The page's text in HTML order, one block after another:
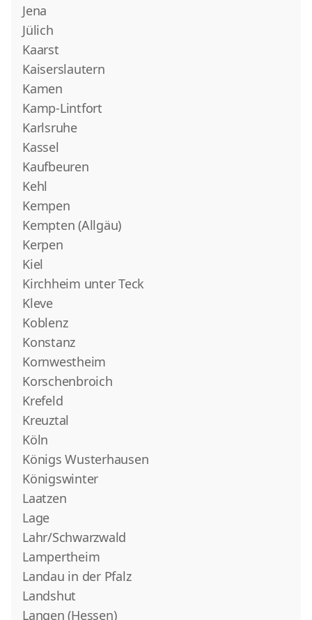
Jena
Jülich
Kaarst
Kaiserslautern
Kamen
Kamp-Lintfort
Karlsruhe
Kassel
Kaufbeuren
Kehl
Kempen
Kempten (Allgäu)
Kerpen
Kiel
Kirchheim unter Teck
Kleve
Koblenz
Konstanz
Kornwestheim
Korschenbroich
Krefeld
Kreuztal
Köln
Königs Wusterhausen
Königswinter
Laatzen
Lage
Lahr/Schwarzwald
Lampertheim
Landau in der Pfalz
Landshut
Langen (Hessen)